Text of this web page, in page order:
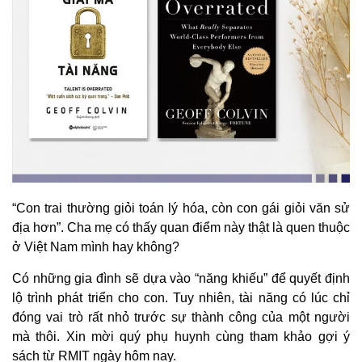
“Con trai thường giỏi toán lý hóa, còn con gái giỏi văn sử
địa hơn”. Cha mẹ có thấy quan điểm này thật là quen thuộc
ở Việt Nam mình hay không?
Có những gia đình sẽ dựa vào “năng khiếu” để quyết định
lộ trình phát triển cho con. Tuy nhiên, tài năng có lúc chỉ
đóng vai trò rất nhỏ trước sự thành công của một người
mà thôi. Xin mời quý phụ huynh cùng tham khảo gợi ý
sách từ RMIT ngày hôm nay.